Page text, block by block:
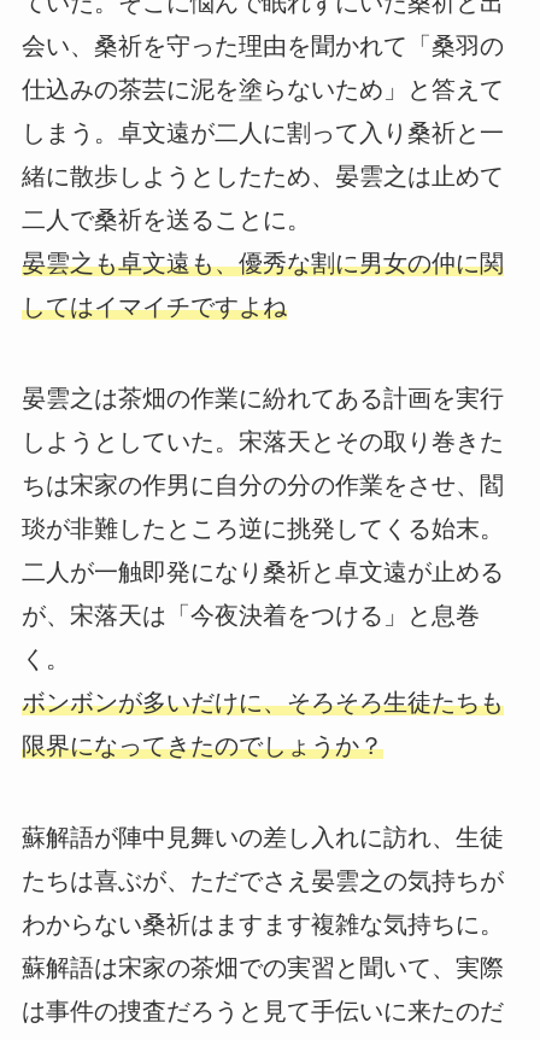
会い、桑祈を守った理由を聞かれて「桑羽の
仕込みの茶芸に泥を塗らないため」と答えて
しまう。卓文遠が二人に割って入り桑祈と一
緒に散歩しようとしたため、晏雲之は止めて
二人で桑祈を送ることに。
晏雲之も卓文遠も、優秀な割に男女の仲に関
してはイマイチですよね
晏雲之は茶畑の作業に紛れてある計画を実行
しようとしていた。宋落天とその取り巻きた
ちは宋家の作男に自分の分の作業をさせ、閻
琰が非難したところ逆に挑発してくる始末。
二人が一触即発になり桑祈と卓文遠が止める
が、宋落天は「今夜決着をつける」と息巻
く。
ボンボンが多いだけに、そろそろ生徒たちも
限界になってきたのでしょうか？
蘇解語が陣中見舞いの差し入れに訪れ、生徒
たちは喜ぶが、ただでさえ晏雲之の気持ちが
わからない桑祈はますます複雑な気持ちに。
蘇解語は宋家の茶畑での実習と聞いて、実際
は事件の捜査だろうと見て手伝いに来たのだ